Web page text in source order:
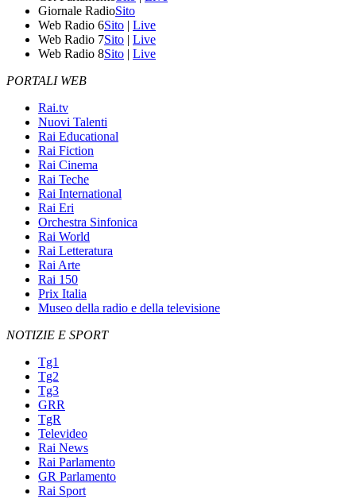
Giornale RadioSito
Web Radio 6Sito | Live
Web Radio 7Sito | Live
Web Radio 8Sito | Live
PORTALI WEB
Rai.tv
Nuovi Talenti
Rai Educational
Rai Fiction
Rai Cinema
Rai Teche
Rai International
Rai Eri
Orchestra Sinfonica
Rai World
Rai Letteratura
Rai Arte
Rai 150
Prix Italia
Museo della radio e della televisione
NOTIZIE E SPORT
Tg1
Tg2
Tg3
GRR
TgR
Televideo
Rai News
Rai Parlamento
GR Parlamento
Rai Sport